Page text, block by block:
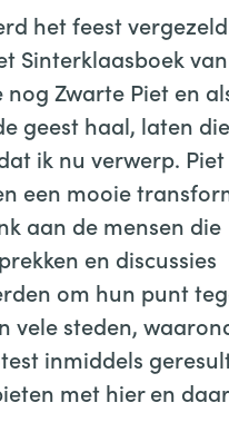
het feest
Sinterklaasboek
Zwarte Piet en
geest haal, laten
ik nu verwerp.
een mooie
aan de mensen die
en discussies
om hun punt
vele steden,
inmiddels
met hier en